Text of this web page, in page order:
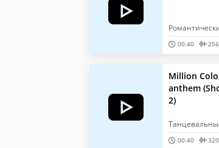
00:40 256
Million
anthem
2)
00:40 320